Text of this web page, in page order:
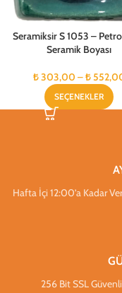
Seramiksir S 1053 –
Seramik Boyası
₺303,00 –₺
SEÇENEKLER
Hafta İçi 12:00’a Kadar
256 Bit SSL